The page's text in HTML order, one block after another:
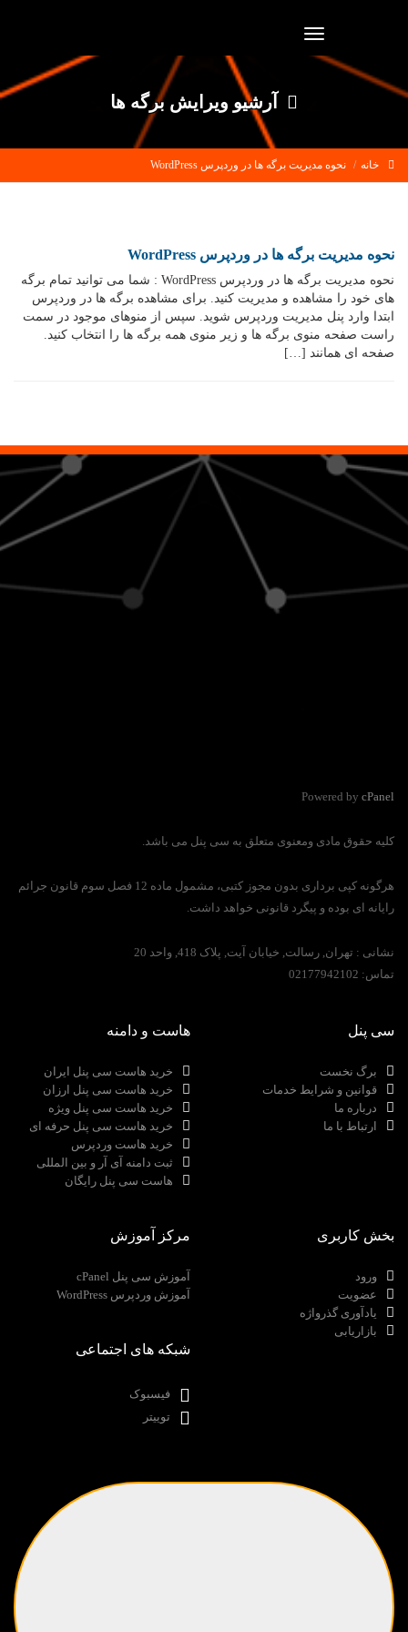
Toggle
navigation
آرشیو ویرایش برگه ها
خانه نحوه مدیریت برگه ها در وردپرس WordPress
نحوه مدیریت برگه ها در وردپرس WordPress
نحوه مدیریت برگه ها در وردپرس WordPress : شما می توانید تمام برگه
های خود را مشاهده و مدیریت کنید. برای مشاهده برگه ها در وردپرس
ابتدا وارد پنل مدیریت وردپرس شوید. سپس از منوهای موجود در سمت
راست صفحه منوی برگه ها و زیر منوی همه برگه ها را انتخاب کنید.
صفحه ای همانند […]
Powered by cPanel
کلیه حقوق مادی ومعنوی متعلق به سی پنل می باشد.
هرگونه کپی برداری بدون مجوز کتبی، مشمول ماده 12 فصل سوم قانون جرائم
رایانه ای بوده و پیگرد قانونی خواهد داشت.
نشانی : تهران, رسالت, خیابان آیت, پلاک 418, واحد 20
تماس:
سی پنل
برگ نخست
قوانین و شرایط خدمات
درباره ما
ارتباط با ما
هاست و دامنه
خرید هاست سی پنل ایران
خرید هاست سی پنل ارزان
خرید هاست سی پنل ویژه
خرید هاست سی پنل حرفه ای
خرید هاست وردپرس
ثبت دامنه آی آر و بین المللی
هاست سی پنل رایگان
بخش کاربری
ورود
عضویت
یادآوری گذرواژه
بازاریابی
مرکز آموزش
آموزش سی پنل cPanel
آموزش وردپرس WordPress
شبکه های اجتماعی
فیسبوک
توییتر